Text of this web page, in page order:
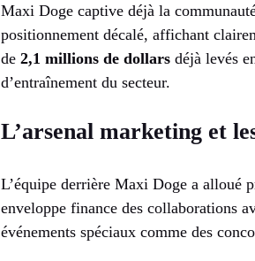
Maxi Doge captive déjà la
positionnement décalé, affichant
de 2,1 millions de dollars déjà levés
d’entraînement du secteur.
L’arsenal marketing et
L’équipe derrière Maxi Doge a alloué
enveloppe finance des collaborations
événements spéciaux comme des